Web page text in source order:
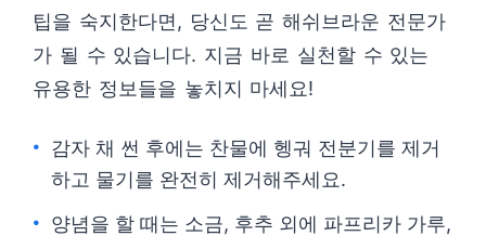
팁을 숙지한다면, 당신도 곧 해쉬브라운 전문가
가 될 수 있습니다. 지금 바로 실천할 수 있는
유용한 정보들을 놓치지 마세요!
감자 채 썬 후에는 찬물에 헹궈 전분기를 제거
하고 물기를 완전히 제거해주세요.
양념을 할 때는 소금, 후추 외에 파프리카 가루,